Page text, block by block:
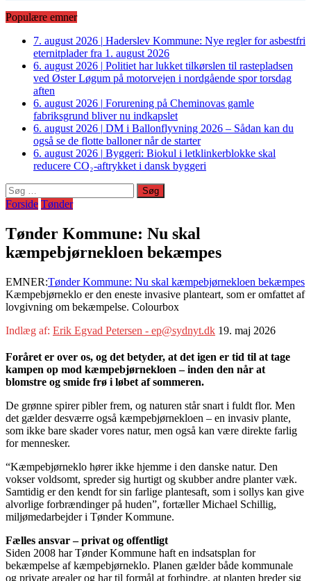
Populære emner
7. august 2026 | Haderslev Kommune: Nye regler for asbestfri
eternitplader fra 1. august 2026
6. august 2026 | Politiet har lukket tilkørslen til rastepladsen
ved Øster Løgum på motorvejen i nordgående spor torsdag
aften
6. august 2026 | Forurening på Cheminovas gamle
fabriksgrund bliver nu indkapslet
6. august 2026 | DM i Ballonflyvning 2026 – Sådan kan du
også se de flotte balloner når de starter
6. august 2026 | Byggeri: Biokul i letklinkerblokke skal
reducere CO₂-aftrykket i dansk byggeri
Søg
efter:
Forside Tønder
Tønder Kommune: Nu skal
kæmpebjørnekloen bekæmpes
EMNER:Tønder Kommune: Nu skal kæmpebjørnekloen bekæmpes
Kæmpebjørneklo er den eneste invasive planteart, som er omfattet af
lovgivning om bekæmpelse. Colourbox
Indlæg af: Erik Egvad Petersen - ep@sydnyt.dk 19. maj 2026
Foråret er over os, og det betyder, at det igen er tid til at tage
kampen op mod kæmpebjørnekloen – inden den når at
blomstre og smide frø i løbet af sommeren.
De grønne spirer pibler frem, og naturen står snart i fuldt flor. Men
det gælder desværre også kæmpebjørnekloen – en invasiv plante,
som ikke bare skader vores natur, men også kan være direkte farlig
for mennesker.
“Kæmpebjørneklo hører ikke hjemme i den danske natur. Den
vokser voldsomt, spreder sig hurtigt og skubber andre planter væk.
Samtidig er den kendt for sin farlige plantesaft, som i sollys kan give
alvorlige forbrændinger på huden”, fortæller Michael Schillig,
miljømedarbejder i Tønder Kommune.
Fælles ansvar – privat og offentligt
Siden 2008 har Tønder Kommune haft en indsatsplan for
bekæmpelse af kæmpebjørneklo. Planen gælder både kommunale
og private arealer og har til formål at forhindre, at planten breder sig